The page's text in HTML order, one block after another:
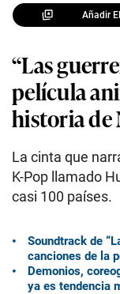
Añadir
“Las
película
historia de
La cinta que
K-Pop llamado
casi 100 países.
Soundtrack de
canciones de la
Demonios,
ya es tendencia